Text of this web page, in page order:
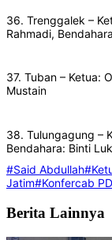
36. Trenggalek –
Rahmadi,
37. Tuban – Ketua:
Mustain
38. Tulungagung –
Bendahara: Binti
#Said Abdullah
Jatim#Konfercab
Berita Lainnya